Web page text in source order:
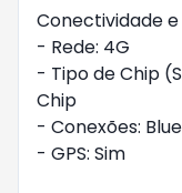
Conectividade e
- Rede: 4G
- Tipo de Chip
Chip
- Conexões:
- GPS: Sim